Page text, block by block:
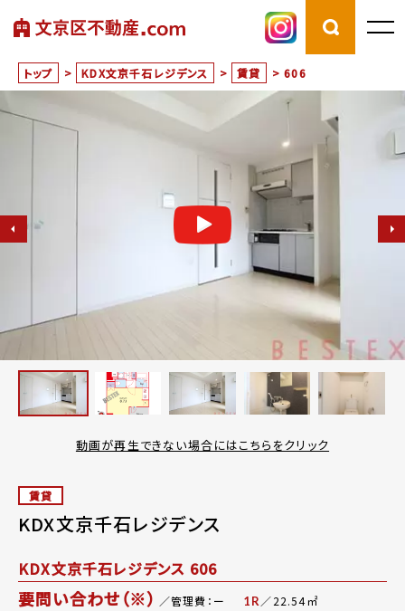
トップ > KDX文京千石レジデンス > 賃貸 > 606
動画が再生できない場合にはこちらをクリック
賃貸
KDX文京千石レジデンス
KDX文京千石レジデンス 606
要問い合わせ（※） ／管理費：ー 1R／22.54㎡